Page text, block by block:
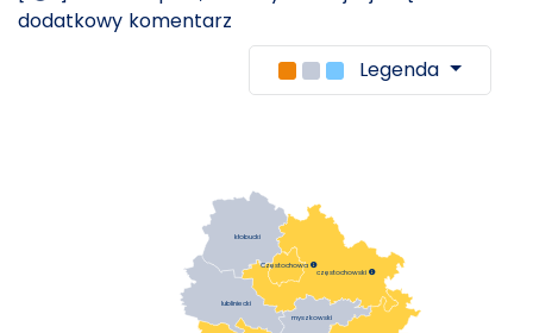
dodatkowy komentarz
Legenda
częstochowski 
kłobucki
lubliniecki
myszkowski
Częstochowa 